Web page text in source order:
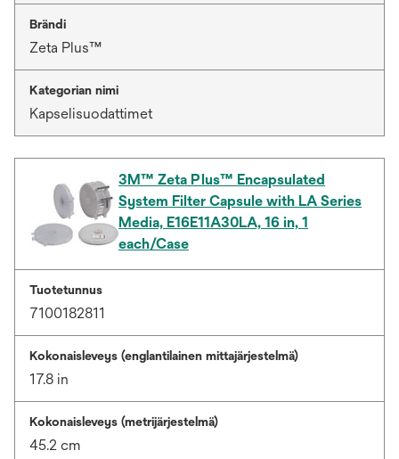
Brändi
Zeta Plus™
Kategorian nimi
Kapselisuodattimet
3M™ Zeta Plus™ Encapsulated
System Filter Capsule with LA Series
Media, E16E11A30LA, 16 in, 1
each/Case
Tuotetunnus
7100182811
Kokonaisleveys (englantilainen mittajärjestelmä)
17.8 in
Kokonaisleveys (metrijärjestelmä)
45.2 cm